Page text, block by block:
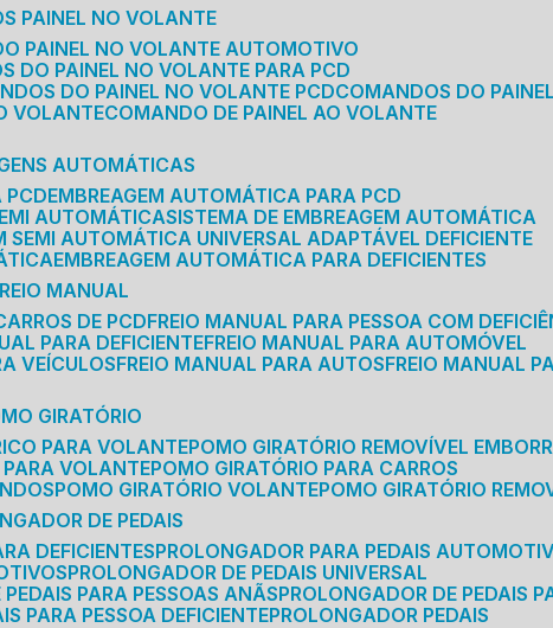
PAINEL NO VOLANTE
PAINEL NO VOLANTE AUTOMOTIVO
DO PAINEL NO VOLANTE PARA PCD
DO PAINEL NO VOLANTE PCD
COMANDOS DO
VOLANTE
COMANDO DE PAINEL AO VOLANTE
AUTOMÁTICAS
PCD EMBREAGEM AUTOMÁTICA PARA PCD
AUTOMÁTICA SISTEMA DE EMBREAGEM AUTOMÁTICA
SEMI AUTOMÁTICA UNIVERSAL ADAPTÁVEL DEFICIENTE
EMBREAGEM AUTOMÁTICA PARA DEFICIENTES
MANUAL
DE PCD FREIO MANUAL PARA PESSOA COM
PARA DEFICIENTE FREIO MANUAL PARA AUTOMÓVEL
VEÍCULOS FREIO MANUAL PARA AUTOS FREIO MANUAL
GIRATÓRIO
PARA VOLANTE POMO GIRATÓRIO REMOVÍVEL
PARA VOLANTE POMO GIRATÓRIO PARA CARROS
POMO GIRATÓRIO VOLANTE POMO GIRATÓRIO
DE PEDAIS
DEFICIENTES PROLONGADOR PARA PEDAIS
PROLONGADOR DE PEDAIS UNIVERSAL
PEDAIS PARA PESSOAS ANÃS PROLONGADOR DE PEDAIS
PARA PESSOA DEFICIENTE PROLONGADOR PEDAIS